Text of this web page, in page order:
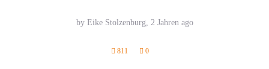
by Eike Stolzenburg, 2 Jahren ago
811 0